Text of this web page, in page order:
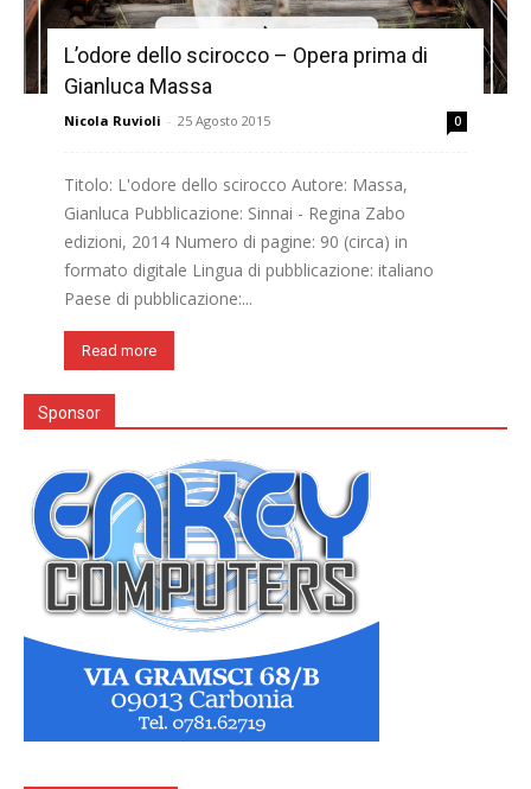
L’odore dello scirocco – Opera prima di
Gianluca Massa
Nicola Ruvioli - 25 Agosto 2015 0
Titolo: L'odore dello scirocco Autore: Massa,
Gianluca Pubblicazione: Sinnai - Regina Zabo
edizioni, 2014 Numero di pagine: 90 (circa) in
formato digitale Lingua di pubblicazione: italiano
Paese di pubblicazione:...
Read more
Sponsor